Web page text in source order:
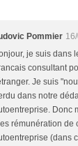
Pommier
je suis dans
consultant
Je suis
dans notre
Donc
rémunération de
(dans